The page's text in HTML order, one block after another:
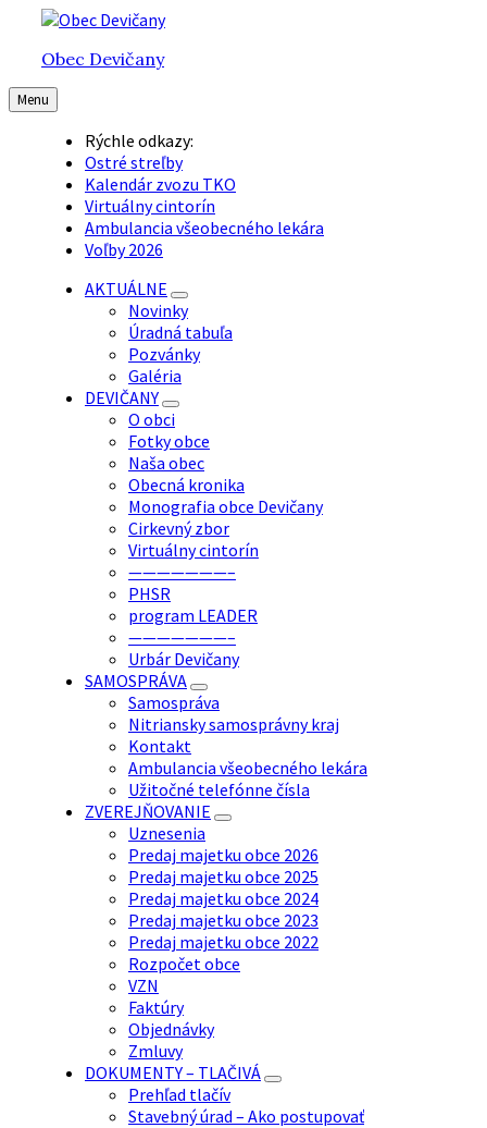
Preskočiť
obsah
Preskočiť
hlavnú
navigáciu
Preskočiť
pätičkuObec Devičany
Menu
Rýchle odkazy:
Ostré streľby
Kalendár zvozu TKO
Virtuálny cintorín
Ambulancia všeobecného lekára
Voľby 2026
AKTUÁLNE
Novinky
Úradná tabuľa
Pozvánky
Galéria
DEVIČANY
O obci
Fotky obce
Naša obec
Obecná kronika
Monografia obce Devičany
Cirkevný zbor
Virtuálny cintorín
———————–
PHSR
program LEADER
———————–
Urbár Devičany
SAMOSPRÁVA
Samospráva
Nitriansky samosprávny kraj
Kontakt
Ambulancia všeobecného lekára
Užitočné telefónne čísla
ZVEREJŇOVANIE
Uznesenia
Predaj majetku obce 2026
Predaj majetku obce 2025
Predaj majetku obce 2024
Predaj majetku obce 2023
Predaj majetku obce 2022
Rozpočet obce
VZN
Faktúry
Objednávky
Zmluvy
DOKUMENTY – TLAČIVÁ
Prehľad tlačív
Stavebný úrad – Ako postupovať